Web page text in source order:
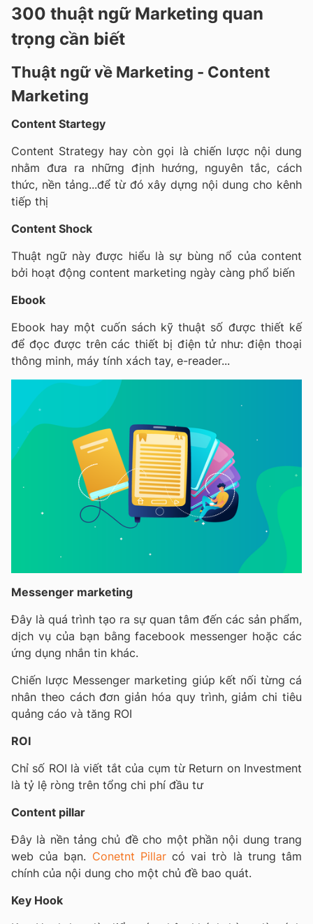
300 thuật ngữ Marketing quan
trọng cần biết
Thuật ngữ về Marketing - Content
Marketing
Content Startegy
Content Strategy hay còn gọi là chiến lược nội dung
nhằm đưa ra những định hướng, nguyên tắc, cách
thức, nền tảng...để từ đó xây dựng nội dung cho kênh
tiếp thị
Content Shock
Thuật ngữ này được hiểu là sự bùng nổ của content
bởi hoạt động content marketing ngày càng phổ biến
Ebook
Ebook hay một cuốn sách kỹ thuật số được thiết kế
để đọc được trên các thiết bị điện tử như: điện thoại
thông minh, máy tính xách tay, e-reader...
Messenger marketing
Đây là quá trình tạo ra sự quan tâm đến các sản phẩm,
dịch vụ của bạn bằng facebook messenger hoặc các
ứng dụng nhắn tin khác.
Chiến lược Messenger marketing giúp kết nối từng cá
nhân theo cách đơn giản hóa quy trình, giảm chi tiêu
quảng cáo và tăng ROI
ROI
Chỉ số ROI là viết tắt của cụm từ Return on Investment
là tỷ lệ ròng trên tổng chi phí đầu tư
Content pillar
Đây là nền tảng chủ đề cho một phần nội dung trang
web của bạn. Conetnt Pillarcó vai trò là trung tâm
chính của nội dung cho một chủ đề bao quát.
Key Hook